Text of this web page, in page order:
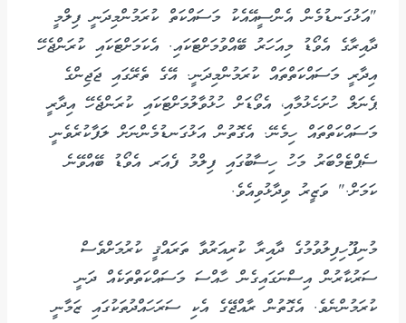
"އަޅުގަނޑުމެން އެންސީއޭއެކު މަސައްކަތް ކުރަމުންމިދަނީ ފިލްމީ
ދާއިރާގެ އެވޯޑު މިއަހަރު ބޭއްވުމަށްޓަަކައި. އެކަމަށްޓަކައި ކުރަންޖެހޭ
އިދާރީ މަސައްކަތްތައް ކުރަމުންމިދަނީ. އޭގެ ތެރޭގައި ޖަޖިންގެ
ޕެނަލް ހުށަހެޅުމާއި، އެވޯޑަށް ހުޅުވާލުމަށްޓަކައި ކުރަންޖެހޭ އިދާރީ
މަސައްކަތްތައް ހިމެނޭ. އެގޮތުން އަޅުގަނޑުމެންނަށް ލަފާކުރެވެނީ
ސެޕްޓެމްބަރު މަހު ހިސާބުގައި ފިލްމު ފެއަރ އެވޯޑު ބޭއްވޭނެ
ކަމަށް." ވަޒީރު ވިދާޅުވިއެވެ.
މުނިފޫހިފިލުވުމުގެ ދާއިރާ ކުރިއަރުވާ ތަރައްޤީ ކުރުމަށްވެސް
ސަރުކާރުން އިސްނަގައިގެން ހާއްސަ މަސައްކަތްތަކެއް ދަނީ
ކުރަމުންނެވެ. އެގޮތުން ރާއްޖޭގެ އެކި ސަރަހައްދުތަކުގައި ޒަމާނީ